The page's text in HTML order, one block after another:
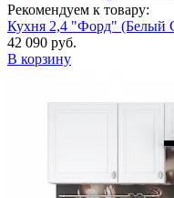
Рекомендуем к товару:
Кухня 2,4 "Форд" (Белый
42 090 руб.
В корзину